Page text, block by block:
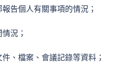
報告個人有關事項的情況；
況；
件、檔案、會議記錄等資料；